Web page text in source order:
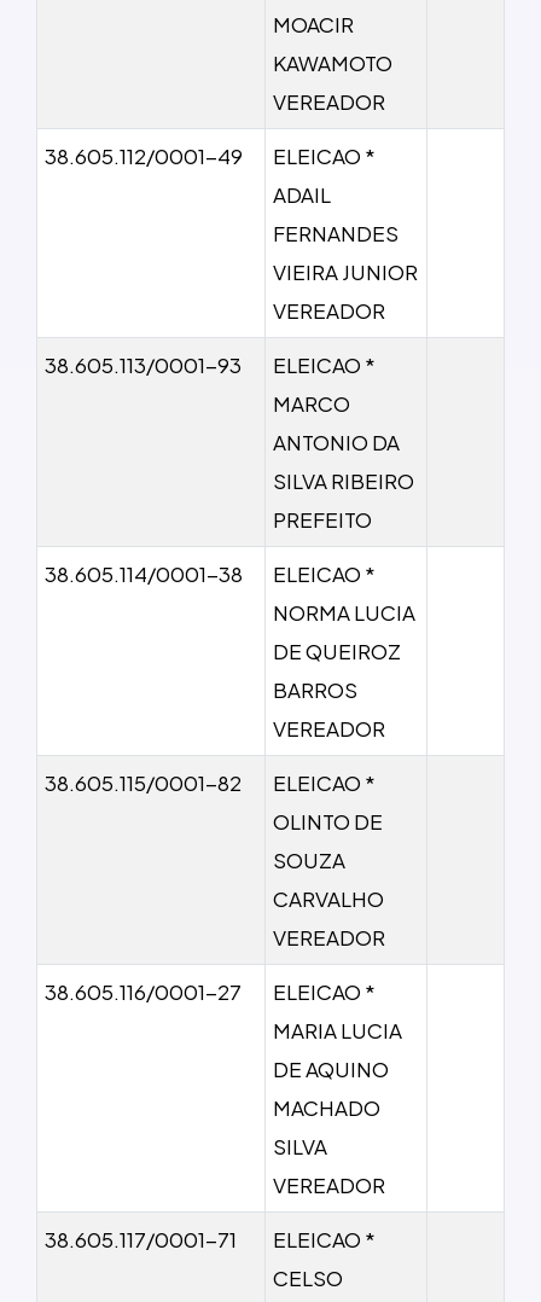
MOACIR
KAWAMOTO
VEREADOR
38.605.112/0001-49
ELEICAO *
ADAIL
FERNANDES
VIEIRA JUNIOR
VEREADOR
38.605.113/0001-93
ELEICAO *
MARCO
ANTONIO DA
SILVA RIBEIRO
PREFEITO
38.605.114/0001-38
ELEICAO *
NORMA LUCIA
DE QUEIROZ
BARROS
VEREADOR
38.605.115/0001-82
ELEICAO *
OLINTO DE
SOUZA
CARVALHO
VEREADOR
38.605.116/0001-27
ELEICAO *
MARIA LUCIA
DE AQUINO
MACHADO
SILVA
VEREADOR
38.605.117/0001-71
ELEICAO *
CELSO